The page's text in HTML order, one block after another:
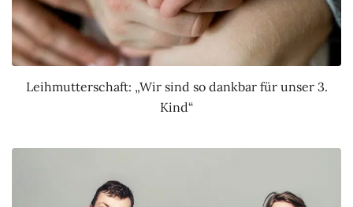
Leihmutterschaft: „Wir sind so dankbar für unser 3.
Kind“